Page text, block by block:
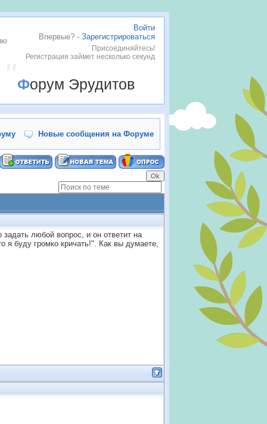
Войти
Впервые? - Зарегистрироваться
Присоединяйтесь!
Регистрация займет несколько секунд
Форум Эрудитов
Новые сообщения на Форуме
любой вопрос, и он ответит на
буду громко кричать!". Как вы думаете,